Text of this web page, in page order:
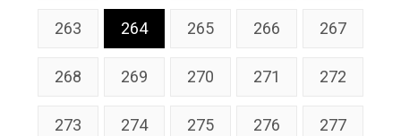
263 264 265 266 267
268 269 270 271 272
273 274 275 276 277